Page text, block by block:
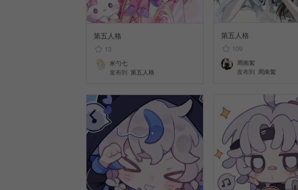
第五人格
13
米勺七
发布到 第五人格
第五人格
109
周南絮
发布到 周南絮